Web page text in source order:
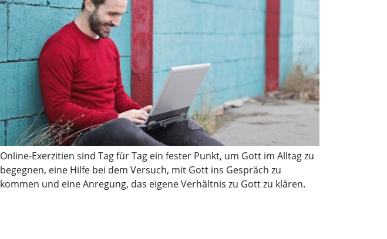
Online-Exerzitien sind Tag für Tag ein fester Punkt, um Gott im Alltag zu
begegnen, eine Hilfe bei dem Versuch, mit Gott ins Gespräch zu
kommen und eine Anregung, das eigene Verhältnis zu Gott zu klären.